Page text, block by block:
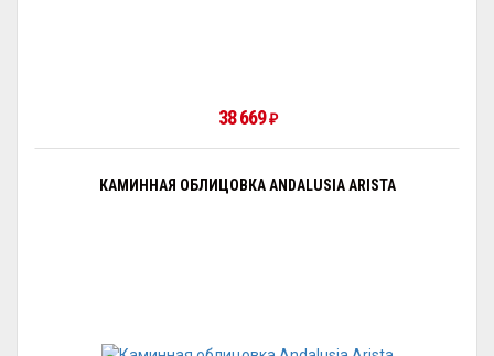
38 669₽
КАМИННАЯ ОБЛИЦОВКА ANDALUSIA ARISTA